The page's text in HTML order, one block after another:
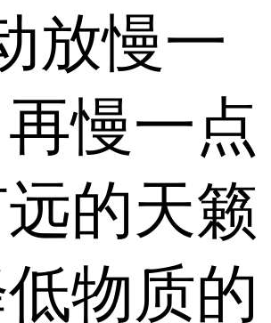
放慢一
慢一点
的天籁
物质的